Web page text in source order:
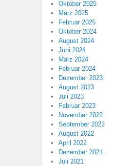
Oktober 2025
März 2025
Februar 2025
Oktober 2024
August 2024
Juni 2024
März 2024
Februar 2024
Dezember 2023
August 2023
Juli 2023
Februar 2023
November 2022
September 2022
August 2022
April 2022
Dezember 2021
Juli 2021